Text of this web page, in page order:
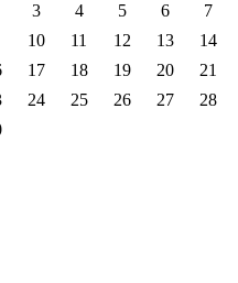
3 4 5 6
7
10 11 12 13
14
17 18 19 20
21
24 25 26 27
28